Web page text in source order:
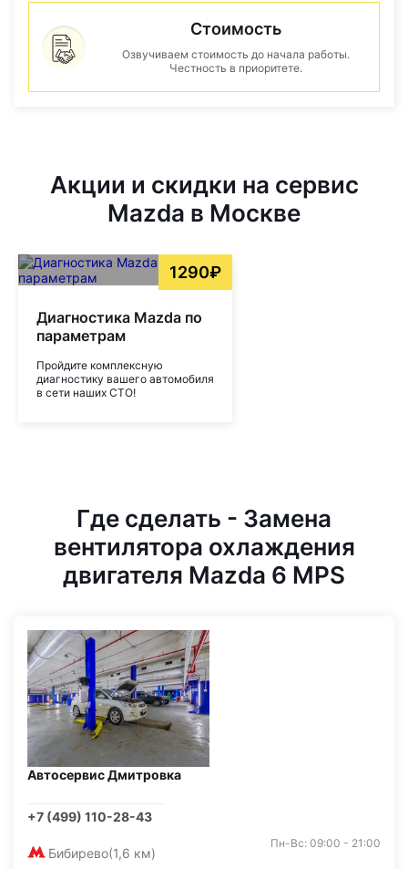
Стоимость
Озвучиваем стоимость до начала работы.
Честность в приоритете.
Акции и скидки на сервис
Mazda в Москве
1290₽
Диагностика Mazda по
параметрам
Пройдите комплексную
диагностику вашего автомобиля
в сети наших СТО!
Где сделать - Замена
вентилятора охлаждения
двигателя Mazda 6 MPS
Автосервис Дмитровка
+7 (499) 110-28-43
Бибирево(1,6 км)
Пн-Вс: 09:00 - 21:00